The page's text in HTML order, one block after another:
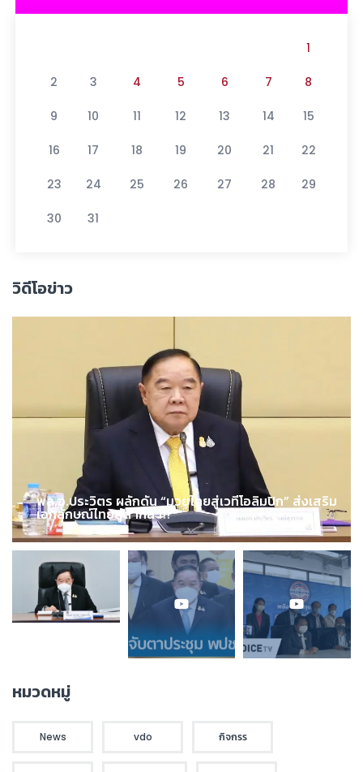
1
2 3 4 5 6 7 8
9 10 11 12 13 14 15
16 17 18 19 20 21 22
23 24 25 26 27 28 29
30 31
วิดีโอข่าว
พล.อ.ประวิตร ผลักดัน “มวยไทยสู่เวทีโอลิมปิก” ส่งเสริม
เอกลักษณ์ไทยสู่สากล !!!
หมวดหมู่
News vdo กิจกรร